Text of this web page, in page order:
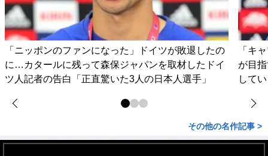
「ニッポンのファンになった」ドイツが敗退したの
に…カタールに残って森保ジャパンを取材したドイ
ツ人記者の告白「正直驚いた3人の日本人選手」
「キ
が目
して
その他の名作記事 >